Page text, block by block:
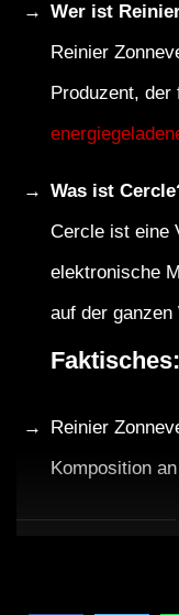
Wer ist
Reinier
Produzent,
Was ist
Cercle ist eine
elektronische
auf der
Faktisches:
Reinier
Komposition